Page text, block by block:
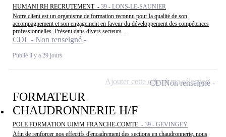
HUMANI RH RECRUTEMENT - 39 - LONS-LE-SAUNIER
Notre client est un organisme de formation reconnu pour la qualité de son
accompagnement et son engagement en faveur du développement des compétences
professionnelles. Présent dans divers secteurs...
CDI - Non renseigné
Publié il y a 29 jours
FORMATEUR
CHAUDRONNERIE H/F
POLE FORMATION UIMM FRANCHE-COMTE - 39 - GEVINGEY
Afin de renforcer nos effectifs d'encadrement des sections en chaudronnerie, nous
CDINon renseigné
Ajouter cette offre à ma sélection